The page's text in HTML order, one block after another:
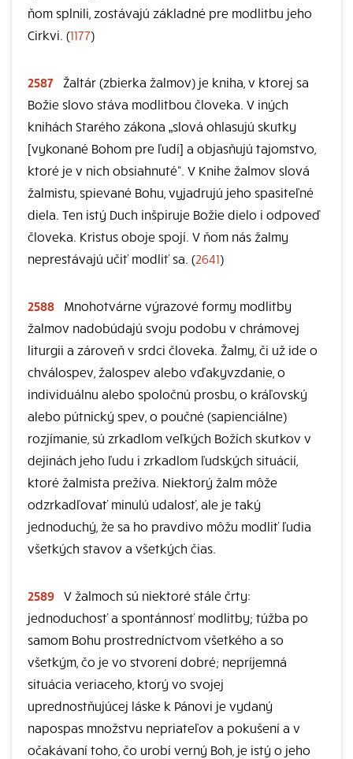
ňom splnili, zostávajú základné pre modlitbu jeho
Cirkvi. (1177)
2587
Žaltár (zbierka žalmov) je kniha, v ktorej sa
Božie slovo stáva modlitbou človeka. V iných
knihách Starého zákona „slová ohlasujú skutky
[vykonané Bohom pre ľudí] a objasňujú tajomstvo,
ktoré je v nich obsiahnuté“. V Knihe žalmov slová
žalmistu, spievané Bohu, vyjadrujú jeho spasiteľné
diela. Ten istý Duch inšpiruje Božie dielo i odpoveď
človeka. Kristus oboje spojí. V ňom nás žalmy
neprestávajú učiť modliť sa. (2641)
2588
Mnohotvárne výrazové formy modlitby
žalmov nadobúdajú svoju podobu v chrámovej
liturgii a zároveň v srdci človeka. Žalmy, či už ide o
chválospev, žalospev alebo vďakyvzdanie, o
individuálnu alebo spoločnú prosbu, o kráľovský
alebo pútnický spev, o poučné (sapienciálne)
rozjímanie, sú zrkadlom veľkých Božích skutkov v
dejinách jeho ľudu i zrkadlom ľudských situácií,
ktoré žalmista prežíva. Niektorý žalm môže
odzrkadľovať minulú udalosť, ale je taký
jednoduchý, že sa ho pravdivo môžu modliť ľudia
všetkých stavov a všetkých čias.
2589 V žalmoch sú niektoré stále črty:
jednoduchosť a spontánnosť modlitby; túžba po
samom Bohu prostredníctvom všetkého a so
všetkým, čo je vo stvorení dobré; nepríjemná
situácia veriaceho, ktorý vo svojej
uprednostňujúcej láske k Pánovi je vydaný
napospas množstvu nepriateľov a pokušení a v
očakávaní toho, čo urobí verný Boh, je istý o jeho